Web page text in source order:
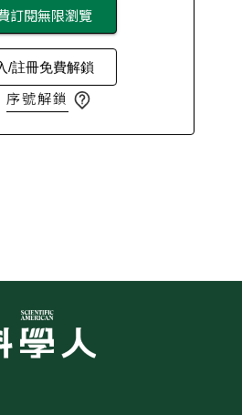
訂閱無限瀏覽
/註冊免費解鎖
序號解鎖